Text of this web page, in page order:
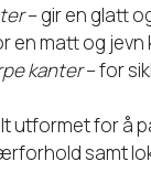
– gir en glatt
en matt og jevn
kanter– for
utformet for å
samt